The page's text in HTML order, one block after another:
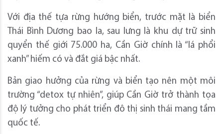
Với địa thế tựa rừng hướng biển, trước mặt là biển
Thái Bình Dương bao la, sau lưng là khu dự trữ sinh
quyển thế giới 75.000 ha, Cần Giờ chính là “lá phổi
xanh” hiếm có và đắt giá bậc nhất.
Bản giao hưởng của rừng và biển tạo nên một môi
trường “detox tự nhiên”, giúp Cần Giờ trở thành tọa
độ lý tưởng cho phát triển đô thị sinh thái mang tầm
quốc tế.